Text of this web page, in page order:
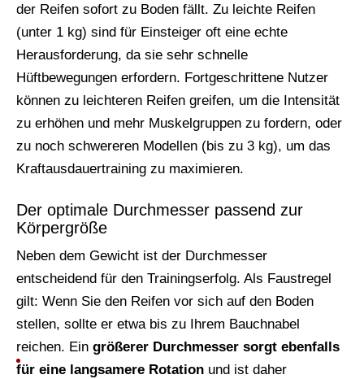
der Reifen sofort zu Boden fällt. Zu leichte Reifen
(unter 1 kg) sind für Einsteiger oft eine echte
Herausforderung, da sie sehr schnelle
Hüftbewegungen erfordern. Fortgeschrittene Nutzer
können zu leichteren Reifen greifen, um die Intensität
zu erhöhen und mehr Muskelgruppen zu fordern, oder
zu noch schwereren Modellen (bis zu 3 kg), um das
Kraftausdauertraining zu maximieren.
Der optimale Durchmesser passend zur
Körpergröße
Neben dem Gewicht ist der Durchmesser
entscheidend für den Trainingserfolg. Als Faustregel
gilt: Wenn Sie den Reifen vor sich auf den Boden
stellen, sollte er etwa bis zu Ihrem Bauchnabel
reichen. Ein größerer Durchmesser sorgt ebenfalls
für eine langsamere Rotation und ist daher